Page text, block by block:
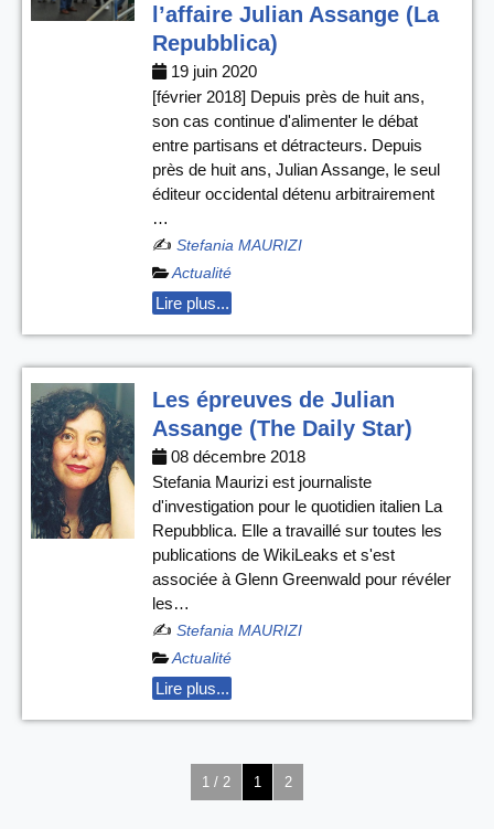
l’affaire Julian Assange (La
Repubblica)
19 juin 2020
[février 2018] Depuis près de huit ans,
son cas continue d'alimenter le débat
entre partisans et détracteurs. Depuis
près de huit ans, Julian Assange, le seul
éditeur occidental détenu arbitrairement
…
✍️ Stefania MAURIZI
Actualité
Lire plus...
Les épreuves de Julian
Assange (The Daily Star)
08 décembre 2018
Stefania Maurizi est journaliste
d'investigation pour le quotidien italien La
Repubblica. Elle a travaillé sur toutes les
publications de WikiLeaks et s'est
associée à Glenn Greenwald pour révéler
les…
✍️ Stefania MAURIZI
Actualité
Lire plus...
1 / 2 1 2